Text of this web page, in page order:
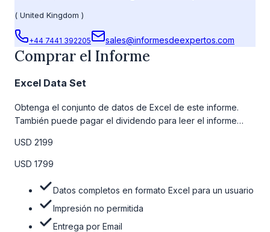
( United Kingdom )
+44 7441 392205 sales@informesdeexpertos.com
Comprar el Informe
Excel Data Set
Obtenga el conjunto de datos de Excel de este informe.
También puede pagar el dividendo para leer el informe
la tabla de precios a continuación.
USD 2199
USD 1799
Datos completos en formato Excel para un usuario
Impresión no permitida
Entrega por Email